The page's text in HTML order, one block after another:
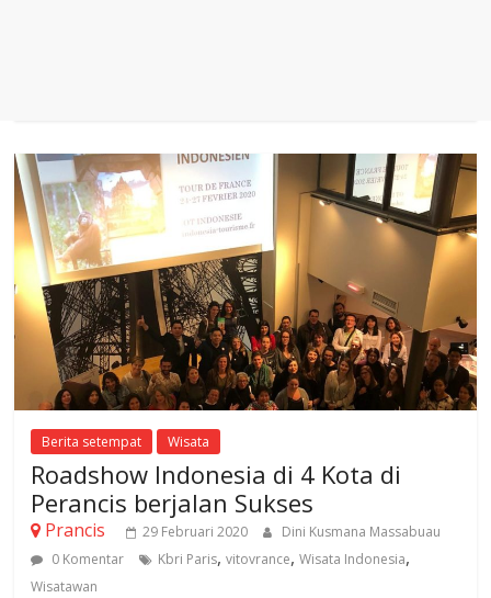
Berita setempat Wisata
Roadshow Indonesia di 4 Kota di
Perancis berjalan Sukses
Prancis 29 Februari 2020
Dini Kusmana Massabuau
0 Komentar
Kbri Paris,vitovrance,Wisata Indonesia,
Wisatawan